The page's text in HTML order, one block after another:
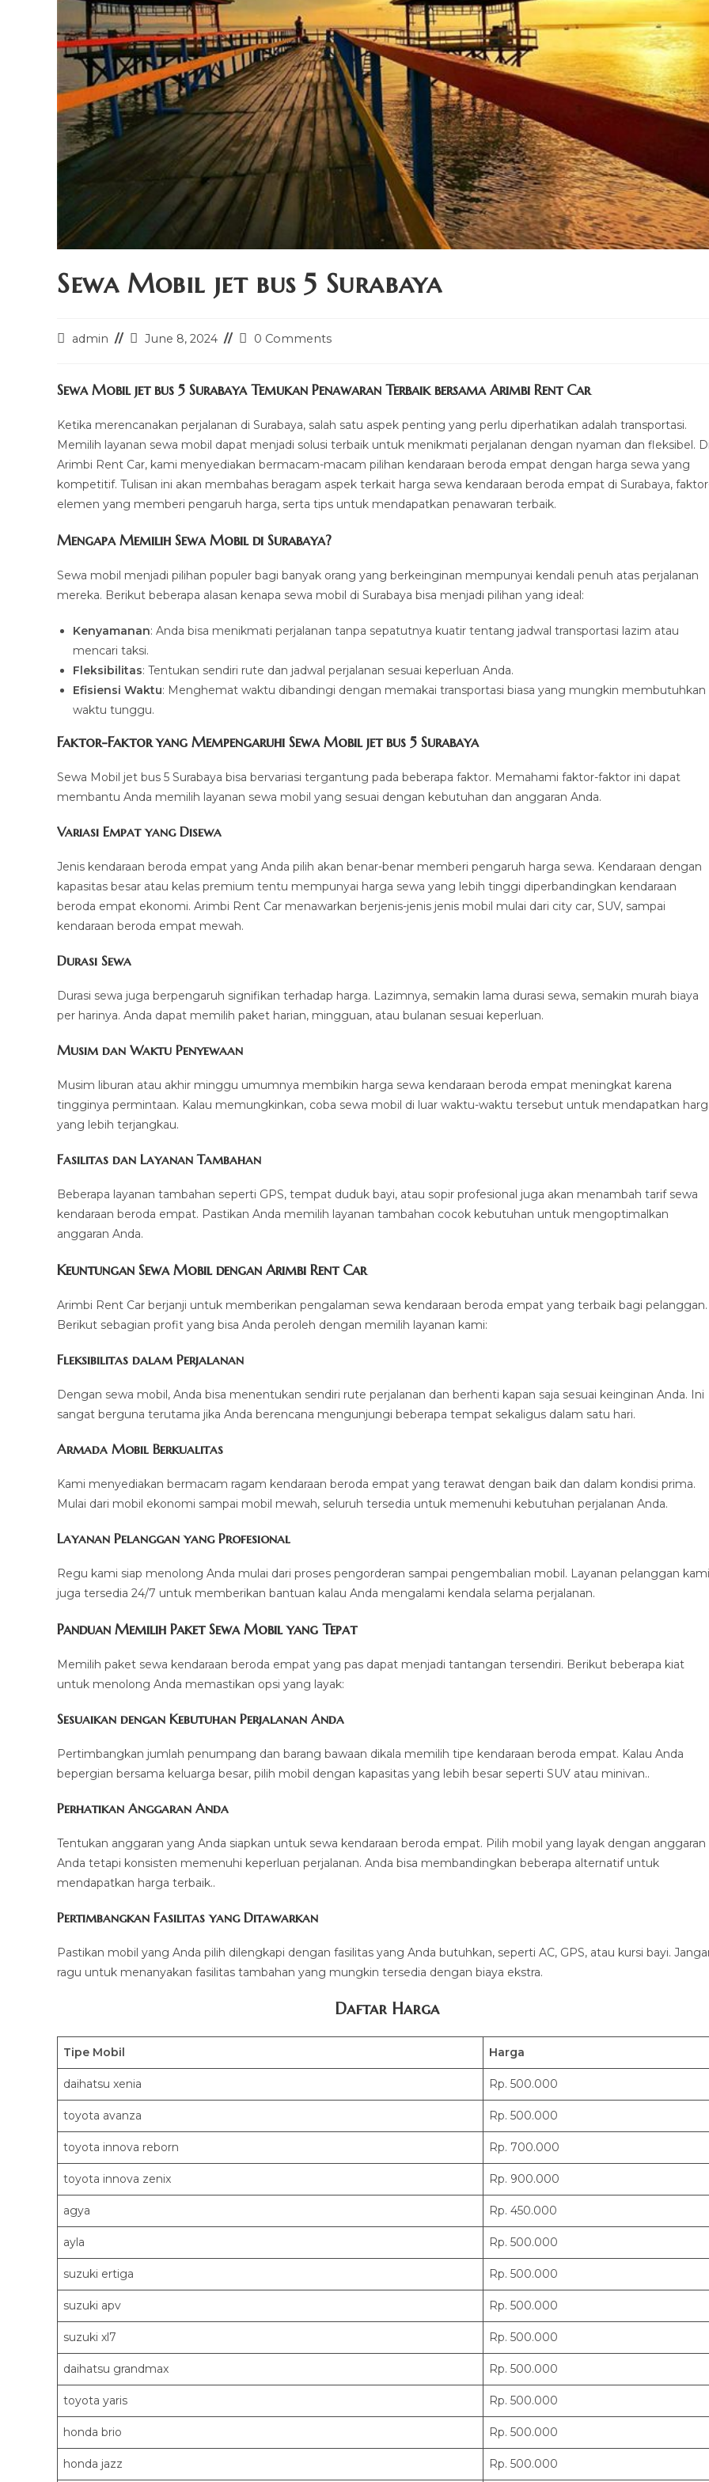
Sewa Mobil jet bus 5 Surabaya
Postadmin
PostJune 8, 2024
Post0 Comments
Sewa Mobil jet bus 5 Surabaya Temukan Penawaran Terbaik bersama Arimbi Rent Car
Ketika merencanakan perjalanan di Surabaya, salah satu aspek penting yang perlu diperhatikan adalah transportasi.
Memilih layanan sewa mobil dapat menjadi solusi terbaik untuk menikmati perjalanan dengan nyaman dan fleksibel. Di
Arimbi Rent Car, kami menyediakan bermacam-macam pilihan kendaraan beroda empat dengan harga sewa yang
kompetitif. Tulisan ini akan membahas beragam aspek terkait harga sewa kendaraan beroda empat di Surabaya,
elemen yang memberi pengaruh harga, serta tips untuk mendapatkan penawaran terbaik.
Mengapa Memilih Sewa Mobil di Surabaya?
Sewa mobil menjadi pilihan populer bagi banyak orang yang berkeinginan mempunyai kendali penuh atas perjalanan
mereka. Berikut beberapa alasan kenapa sewa mobil di Surabaya bisa menjadi pilihan yang ideal:
Kenyamanan: Anda bisa menikmati perjalanan tanpa sepatutnya kuatir tentang jadwal transportasi lazim atau
mencari taksi.
Fleksibilitas: Tentukan sendiri rute dan jadwal perjalanan sesuai keperluan Anda.
Efisiensi Waktu: Menghemat waktu dibandingi dengan memakai transportasi biasa yang mungkin membutuhkan
waktu tunggu.
Faktor-Faktor yang Mempengaruhi Sewa Mobil jet bus 5 Surabaya
Sewa Mobil jet bus 5 Surabaya bisa bervariasi tergantung pada beberapa faktor. Memahami faktor-faktor ini dapat
membantu Anda memilih layanan sewa mobil yang sesuai dengan kebutuhan dan anggaran Anda.
Variasi Empat yang Disewa
Jenis kendaraan beroda empat yang Anda pilih akan benar-benar memberi pengaruh harga sewa. Kendaraan dengan
kapasitas besar atau kelas premium tentu mempunyai harga sewa yang lebih tinggi diperbandingkan kendaraan
beroda empat ekonomi. Arimbi Rent Car menawarkan berjenis-jenis jenis mobil mulai dari city car, SUV, sampai
kendaraan beroda empat mewah.
Durasi Sewa
Durasi sewa juga berpengaruh signifikan terhadap harga. Lazimnya, semakin lama durasi sewa, semakin murah biaya
per harinya. Anda dapat memilih paket harian, mingguan, atau bulanan sesuai keperluan.
Musim dan Waktu Penyewaan
Musim liburan atau akhir minggu umumnya membikin harga sewa kendaraan beroda empat meningkat karena
tingginya permintaan. Kalau memungkinkan, coba sewa mobil di luar waktu-waktu tersebut untuk mendapatkan
yang lebih terjangkau.
Fasilitas dan Layanan Tambahan
Beberapa layanan tambahan seperti GPS, tempat duduk bayi, atau sopir profesional juga akan menambah tarif sewa
kendaraan beroda empat. Pastikan Anda memilih layanan tambahan cocok kebutuhan untuk mengoptimalkan
anggaran Anda.
Keuntungan Sewa Mobil dengan Arimbi Rent Car
Arimbi Rent Car berjanji untuk memberikan pengalaman sewa kendaraan beroda empat yang terbaik bagi pelanggan.
Berikut sebagian profit yang bisa Anda peroleh dengan memilih layanan kami:
Fleksibilitas dalam Perjalanan
Dengan sewa mobil, Anda bisa menentukan sendiri rute perjalanan dan berhenti kapan saja sesuai keinginan Anda. Ini
sangat berguna terutama jika Anda berencana mengunjungi beberapa tempat sekaligus dalam satu hari.
Armada Mobil Berkualitas
Kami menyediakan bermacam ragam kendaraan beroda empat yang terawat dengan baik dan dalam kondisi prima.
Mulai dari mobil ekonomi sampai mobil mewah, seluruh tersedia untuk memenuhi kebutuhan perjalanan Anda.
Layanan Pelanggan yang Profesional
Regu kami siap menolong Anda mulai dari proses pengorderan sampai pengembalian mobil. Layanan pelanggan kami
juga tersedia 24/7 untuk memberikan bantuan kalau Anda mengalami kendala selama perjalanan.
Panduan Memilih Paket Sewa Mobil yang Tepat
Memilih paket sewa kendaraan beroda empat yang pas dapat menjadi tantangan tersendiri. Berikut beberapa kiat
untuk menolong Anda memastikan opsi yang layak:
Sesuaikan dengan Kebutuhan Perjalanan Anda
Pertimbangkan jumlah penumpang dan barang bawaan dikala memilih tipe kendaraan beroda empat. Kalau Anda
bepergian bersama keluarga besar, pilih mobil dengan kapasitas yang lebih besar seperti SUV atau minivan..
Perhatikan Anggaran Anda
Tentukan anggaran yang Anda siapkan untuk sewa kendaraan beroda empat. Pilih mobil yang layak dengan anggaran
Anda tetapi konsisten memenuhi keperluan perjalanan. Anda bisa membandingkan beberapa alternatif untuk
mendapatkan harga terbaik..
Pertimbangkan Fasilitas yang Ditawarkan
Pastikan mobil yang Anda pilih dilengkapi dengan fasilitas yang Anda butuhkan, seperti AC, GPS, atau kursi bayi.
ragu untuk menanyakan fasilitas tambahan yang mungkin tersedia dengan biaya ekstra.
Daftar Harga
Tipe Mobil Harga
daihatsu xenia Rp. 500.000
toyota avanza Rp. 500.000
toyota innova reborn Rp. 700.000
toyota innova zenix Rp. 900.000
agya Rp. 450.000
ayla Rp. 500.000
suzuki ertiga Rp. 500.000
suzuki apv Rp. 500.000
suzuki xl7 Rp. 500.000
daihatsu grandmax Rp. 500.000
toyota yaris Rp. 500.000
honda brio Rp. 500.000
honda jazz Rp. 500.000